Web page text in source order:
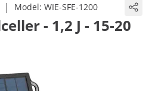
| Model: WIE-SFE-1200
- 1,2 J - 15-20